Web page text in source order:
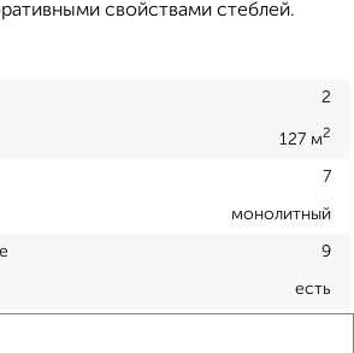
свойствами стеблей.
2
127 м2
7
монолитный
9
есть